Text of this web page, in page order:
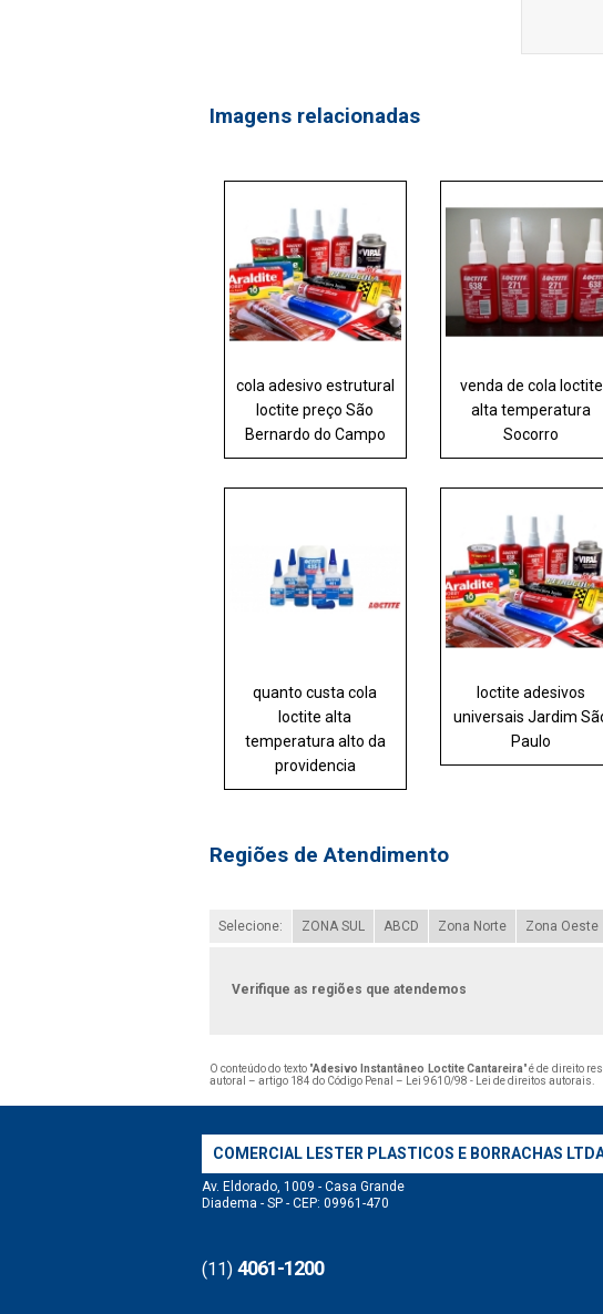
Imagens relacionadas
cola adesivo estrutural
loctite preço São
Bernardo do Campo
venda de cola loctite
alta temperatura
Socorro
quanto custa cola
loctite alta
temperatura alto da
providencia
loctite adesivos
universais Jardim
Paulo
Regiões de Atendimento
Selecione: ZONA SUL ABCD Zona Norte Zona Oeste
Verifique as regiões que atendemos
O conteúdo do texto "Adesivo Instantâneo Loctite Cantareira" é de direito
autoral – artigo 184 do Código Penal –
Lei 9610/98 - Lei de direitos autorais
COMERCIAL LESTER PLASTICOS E BORRACHAS
Av. Eldorado, 1009 - Casa Grande
Diadema - SP - CEP: 09961-470
(11) 4061-1200